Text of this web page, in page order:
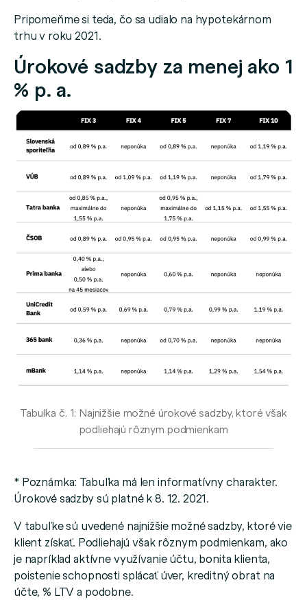
Pripomeňme si teda, čo sa udialo na hypotekárnom
trhu v roku 2021.
Úrokové sadzby za menej ako 1
% p. a.
Tabuľka č. 1: Najnižšie možné úrokové sadzby, ktoré však
podliehajú rôznym podmienkam
* Poznámka: Tabuľka má len informatívny charakter.
Úrokové sadzby sú platné k 8. 12. 2021.
V tabuľke sú uvedené najnižšie možné sadzby, ktoré vie
klient získať. Podliehajú však rôznym podmienkam, ako
je napríklad aktívne využívanie účtu, bonita klienta,
poistenie schopnosti splácať úver, kreditný obrat na
účte, % LTV a podobne.